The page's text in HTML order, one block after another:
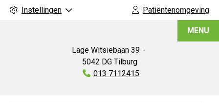
Instellingen Patiëntenomgeving
Lage Witsiebaan 39
5042 DG Tilburg
Tel:
013 7112415
MENU